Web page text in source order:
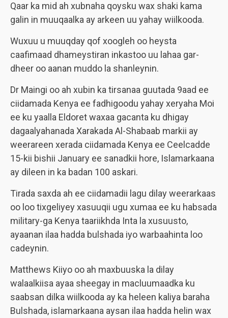
Qaar ka mid ah xubnaha qoysku wax shaki kama
galin in muuqaalka ay arkeen uu yahay wiilkooda.
Wuxuu u muuqday qof xoogleh oo heysta
caafimaad dhameystiran inkastoo uu lahaa gar-
dheer oo aanan muddo la shanleynin.
Dr Maingi oo ah xubin ka tirsanaa guutada 9aad ee
ciidamada Kenya ee fadhigoodu yahay xeryaha Moi
ee ku yaalla Eldoret waxaa gacanta ku dhigay
dagaalyahanada Xarakada Al-Shabaab markii ay
weerareen xerada ciidamada Kenya ee Ceelcadde
15-kii bishii January ee sanadkii hore, Islamarkaana
ay dileen in ka badan 100 askari.
Tirada saxda ah ee ciidamadii lagu dilay weerarkaas
oo loo tixgeliyey xasuuqii ugu xumaa ee ku habsada
military-ga Kenya taariikhda Inta la xusuusto,
ayaanan ilaa hadda bulshada iyo warbaahinta loo
cadeynin.
Matthews Kiiyo oo ah maxbuuska la dilay
walaalkiisa ayaa sheegay in macluumaadka ku
saabsan dilka wiilkooda ay ka heleen kaliya baraha
Bulshada, islamarkaana aysan ilaa hadda helin wax